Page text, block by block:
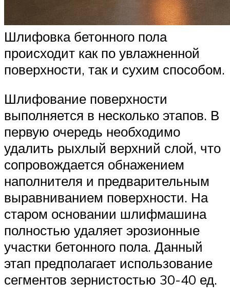
Шлифовка бетонного пола
происходит как по увлажненной
поверхности, так и сухим способом.
Шлифование поверхности
выполняется в несколько этапов. В
первую очередь необходимо
удалить рыхлый верхний слой, что
сопровождается обнажением
наполнителя и предварительным
выравниванием поверхности. На
старом основании шлифмашина
полностью удаляет эрозионные
участки бетонного пола. Данный
этап предполагает использование
сегментов зернистостью 30-40 ед.